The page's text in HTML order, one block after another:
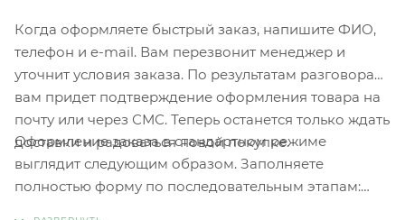
Когда оформляете быстрый заказ, напишите ФИО,
телефон и e-mail. Вам перезвонит менеджер и
уточнит условия заказа. По результатам разговора
вам придет подтверждение оформления товара на
почту или через СМС. Теперь останется только ждать
доставки и радоваться новой покупке.
Оформление заказа в стандартном режиме
выглядит следующим образом. Заполняете
полностью форму по последовательным этапам: